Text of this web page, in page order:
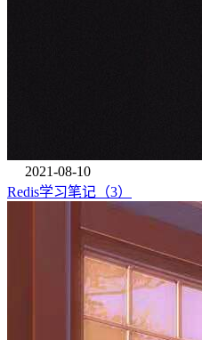
2021-08-10
Redis学习笔记（3）